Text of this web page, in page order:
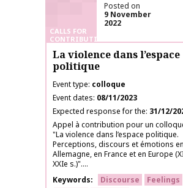
CALLS FOR
CONTRIBUTIONS
Posted on
9 November
2022
La violence dans l’espace
politique
Event type colloque
Event dates 08/11/2023
Expected response for the 31/12/
Appel à contribution pour un
"La violence dans l’espace politique.
Perceptions, discours et émotions en
Allemagne, en France et en Europe
XXIe s.)"....
Keywords
Discourse
Feelings